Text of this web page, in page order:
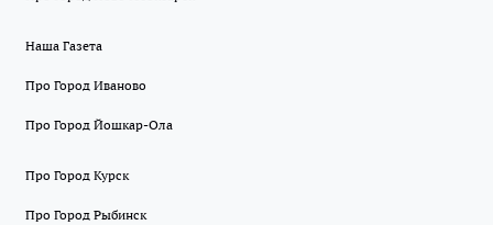
Наша Газета
Про Город Иваново
Про Город Йошкар-Ола
Про Город Курск
Про Город Рыбинск